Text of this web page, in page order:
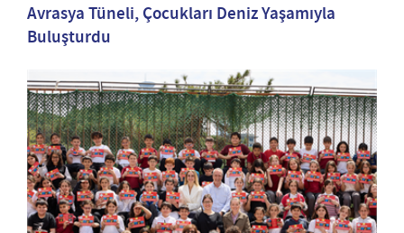
Avrasya Tüneli, Çocukları Deniz Yaşamıyla
Buluşturdu